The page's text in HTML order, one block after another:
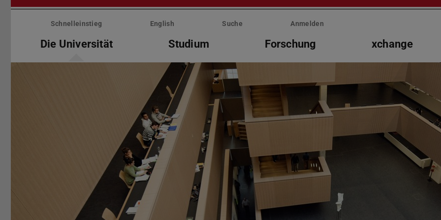
Menü
überspringenSchnelleinstieg English Suche Anmelden
Die Universität Studium Forschung xchange